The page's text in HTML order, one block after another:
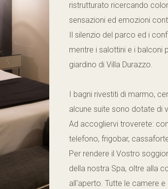
ristrutturato ricercando
sensazioni ed emozioni
Il silenzio del parco ed i
mentre i salottini e i balconi
giardino di Villa Durazzo.
I bagni rivestiti di marmo,
alcune suite sono dotate di
Ad accogliervi troverete:
telefono, frigobar,
Per rendere il Vostro
della nostra Spa, oltre alla
all'aperto. Tutte le camere